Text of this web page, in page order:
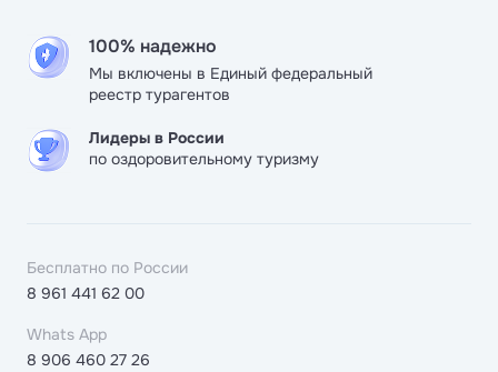
100% надежно
Мы включены в Единый федеральный
реестр турагентов
Лидеры в России
по оздоровительному туризму
Бесплатно по России
8 961 441 62 00
Whats App
8 906 460 27 26